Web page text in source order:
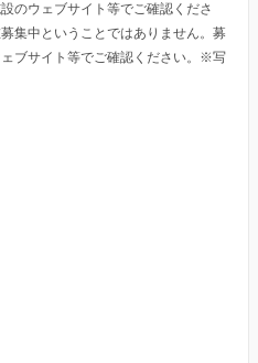
のウェブサイト等でご確認くださ
集中ということではありません。募
ブサイト等でご確認ください。※写